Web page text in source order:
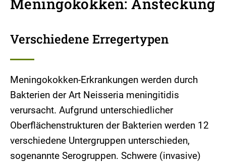
Verschiedene Erregertypen
Meningokokken-Erkrankungen werden durch
Bakterien der Art Neisseria meningitidis
verursacht. Aufgrund unterschiedlicher
Oberflächenstrukturen der Bakterien werden 12
verschiedene Untergruppen unterschieden,
sogenannte Serogruppen. Schwere (invasive)